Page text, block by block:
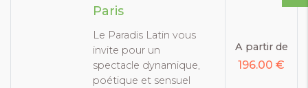
Paris
Le Paradis Latin vous
invite pour un
spectacle dynamique,
poétique et sensuel
A partir de
196.00 €